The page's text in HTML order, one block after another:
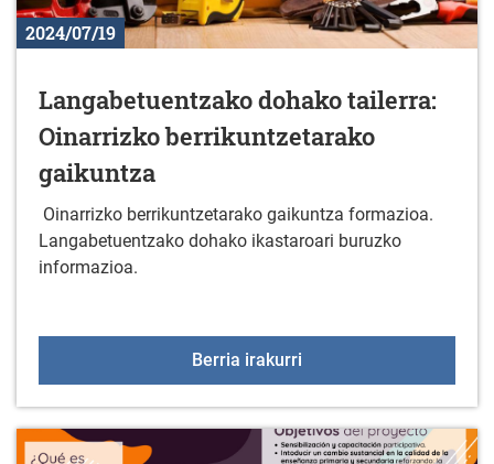
2024/07/19
Langabetuentzako dohako tailerra:
Oinarrizko berrikuntzetarako
gaikuntza
Oinarrizko berrikuntzetarako gaikuntza formazioa.
Langabetuentzako dohako ikastaroari buruzko
informazioa.
Berria irakurri